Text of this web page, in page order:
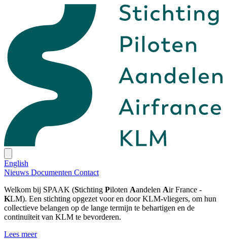
English
Nieuws Documenten Contact
Welkom bij SPAAK (Stichting Piloten Aandelen Air France -
KLM). Een stichting opgezet voor en door KLM-vliegers, om hun
collectieve belangen op de lange termijn te behartigen en de
continuïteit van KLM te bevorderen.
Lees meer